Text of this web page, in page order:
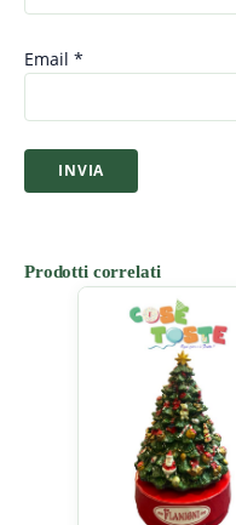
Email *
Prodotti correlati